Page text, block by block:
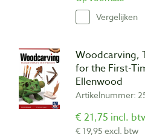
Vergelijken
Woodcarving,
for the First-
Ellenwood
Artikelnummer:
€ 21,75 incl.
€ 19,95 excl. btw